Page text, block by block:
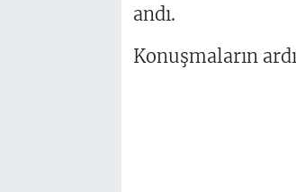
andı.
Konuşmaların